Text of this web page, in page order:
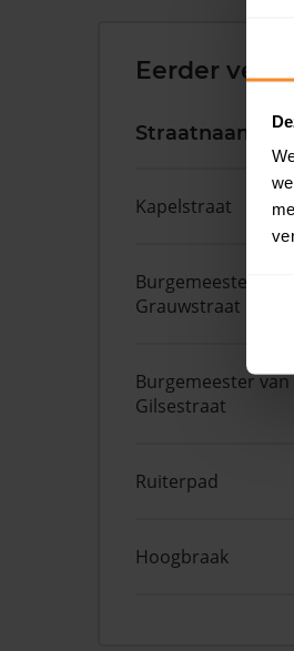
Eerder
Straatnaam
Kapelstraat
Burgemeester de
Grauwstraat
Burgemeester van
Gilsestraat
Ruiterpad
Hoogbraak